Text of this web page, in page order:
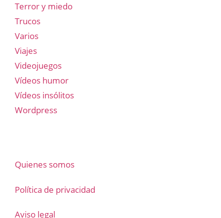
Terror y miedo
Trucos
Varios
Viajes
Videojuegos
Vídeos humor
Vídeos insólitos
Wordpress
Quienes somos
Política de privacidad
Aviso legal